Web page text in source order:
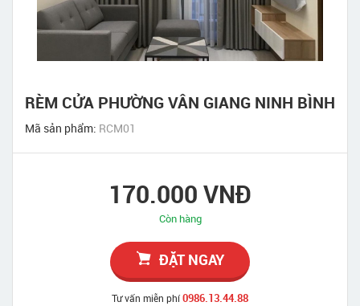
RÈM CỬA PHƯỜNG VÂN GIANG NINH BÌNH
Mã sản phẩm: RCM01
170.000 VNĐ
Còn hàng
ĐẶT NGAY
Tư vấn miễn phí0986.13.44.88